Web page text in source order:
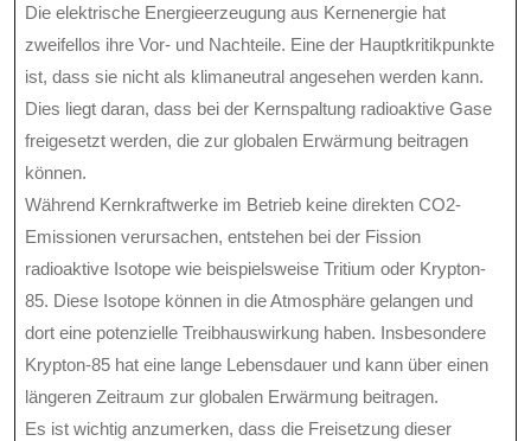
Die elektrische Energieerzeugung aus Kernenergie hat
zweifellos ihre Vor- und Nachteile. Eine der Hauptkritikpunkte
ist, dass sie nicht als klimaneutral angesehen werden kann.
Dies liegt daran, dass bei der Kernspaltung radioaktive Gase
freigesetzt werden, die zur globalen Erwärmung beitragen
können.
Während Kernkraftwerke im Betrieb keine direkten CO2-
Emissionen verursachen, entstehen bei der Fission
radioaktive Isotope wie beispielsweise Tritium oder Krypton-
85. Diese Isotope können in die Atmosphäre gelangen und
dort eine potenzielle Treibhauswirkung haben. Insbesondere
Krypton-85 hat eine lange Lebensdauer und kann über einen
längeren Zeitraum zur globalen Erwärmung beitragen.
Es ist wichtig anzumerken, dass die Freisetzung dieser